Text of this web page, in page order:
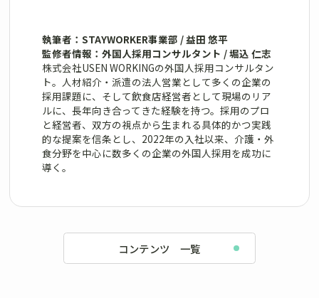
執筆者：STAYWORKER事業部 / 益田 悠平
監修者情報：外国人採用コンサルタント / 堀込 仁志
株式会社USEN WORKINGの外国人採用コンサルタン
ト。人材紹介・派遣の法人営業として多くの企業の
採用課題に、そして飲食店経営者として現場のリア
ルに、長年向き合ってきた経験を持つ。採用のプロ
と経営者、双方の視点から生まれる具体的かつ実践
的な提案を信条とし、2022年の入社以来、介護・外
食分野を中心に数多くの企業の外国人採用を成功に
導く。
コンテンツ 一覧